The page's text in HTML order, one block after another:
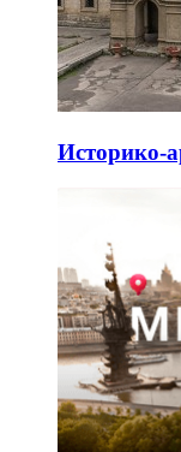
Историко-